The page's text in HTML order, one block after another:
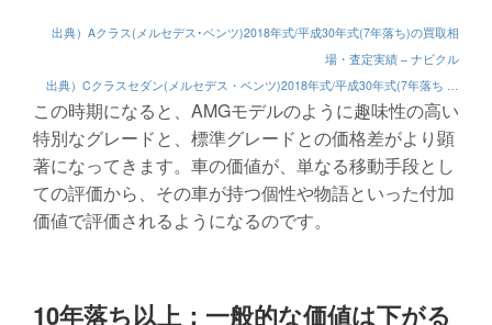
出典）Aクラス(メルセデス･ベンツ)2018年式/平成30年式(7年落ち)の買取相
場・査定実績 – ナビクル
出典）Cクラスセダン(メルセデス・ベンツ)2018年式/平成30年式(7年落ち …
この時期になると、AMGモデルのように趣味性の高い
特別なグレードと、標準グレードとの価格差がより顕
著になってきます。車の価値が、単なる移動手段とし
ての評価から、その車が持つ個性や物語といった付加
価値で評価されるようになるのです。
10年落ち以上：一般的な価値は下がる